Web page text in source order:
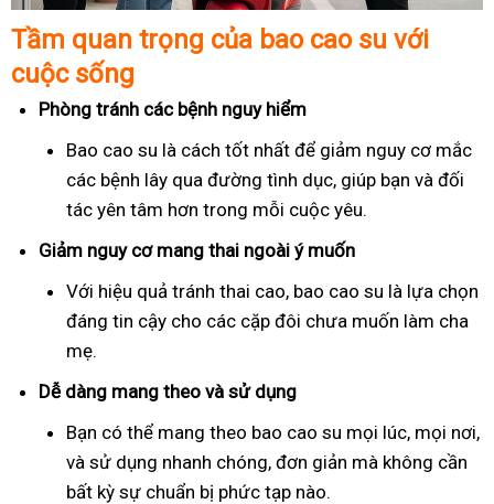
Tầm quan trọng của bao cao su với
cuộc sống
Phòng tránh các bệnh nguy hiểm
Bao cao su là cách tốt nhất để giảm nguy cơ mắc
các bệnh lây qua đường tình dục, giúp bạn và đối
tác yên tâm hơn trong mỗi cuộc yêu.
Giảm nguy cơ mang thai ngoài ý muốn
Với hiệu quả tránh thai cao, bao cao su là lựa chọn
đáng tin cậy cho các cặp đôi chưa muốn làm cha
mẹ.
Dễ dàng mang theo và sử dụng
Bạn có thể mang theo bao cao su mọi lúc, mọi nơi,
và sử dụng nhanh chóng, đơn giản mà không cần
bất kỳ sự chuẩn bị phức tạp nào.